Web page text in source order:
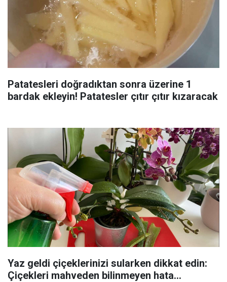
Patatesleri doğradıktan sonra üzerine 1
bardak ekleyin! Patatesler çıtır çıtır kızaracak
Yaz geldi çiçeklerinizi sularken dikkat edin:
Çiçekleri mahveden bilinmeyen hata...